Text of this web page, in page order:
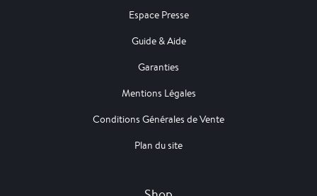
Espace Presse
Guide & Aide
Garanties
Mentions Légales
Conditions Générales de Vente
Plan du site